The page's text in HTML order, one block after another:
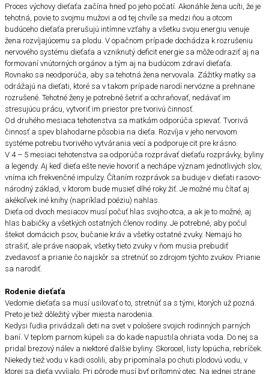
Proces výchovy dieťaťa začína hneď po jeho počatí. Akonáhle žena ucíti, že je
tehotná, povie to svojmu mužovi a od tej chvíle sa medzi ňou a otcom
budúceho dieťaťa prerušujú intímne vzťahy a všetku svoju energiu venuje
žena rozvíjajúcemu sa plodu. V opačnom prípade dochádza k rozrušeniu
nervového systému dieťaťa a vzniknutý deficit energie sa môže odraziť aj na
formovaní vnútorných orgánov a tým aj na budúcom zdraví dieťaťa.
Rovnako sa neodporúča, aby sa tehotná žena nervovala. Zážitky matky sa
odrážajú na dieťati, ktoré sa v takom prípade narodí nervózne a prehnane
rozrušené. Tehotné ženy je potrebné šetriť a ochraňovať, nedávať im
stresujúcu prácu, vytvoriť im priestor pre tvorivú činnosť.
Od druhého mesiaca tehotenstva sa matkám odporúča spievať. Tvorivá
činnosť a spev blahodarne pôsobia na dieťa. Rozvíja v jeho nervovom
systéme potrebu tvorivého vytvárania vecí a podporuje cit pre krásno.
V 4 – 5 mesiaci tehotenstva sa odporúča rozprávať dieťaťu rozprávky, byliny
a legendy. Aj keď dieťa ešte nevie hovoriť a nechápe význam jednotlivých slov,
vníma ich frekvenčné impulzy. Čítaním rozprávok sa buduje v dieťati rasovo-
národný základ, v ktorom bude musieť dlhé roky žiť. Je možné mu čítať aj
akékoľvek iné knihy (napríklad poéziu) nahlas.
Dieťa od dvoch mesiacov musí počuť hlas svojho otca, a ak je to možné, aj
hlas babičky a všetkých ostatných členov rodiny. Je potrebné, aby počul
štekot domácich psov, bučanie kráv a všetky ostatné zvuky. Nemajú ho
strašiť, ale práve naopak, všetky tieto zvuky v ňom musia prebudiť
zvedavosť a prianie čo najskôr sa stretnúť so zdrojom týchto zvukov. Prianie
sa narodiť.
Rodenie dieťaťa
Vedomie dieťaťa sa musí usilovať o to, stretnúť sa s tými, ktorých už pozná.
Preto je tiež dôležitý výber miesta narodenia.
Kedysi ľudia privádzali deti na svet v pološere svojich rodinných parných
baní. V teplom parnom kúpeli sa do kade napustila ohriata voda. Do nej sa
pridal brezový nálev a niektoré ďalšie byliny. Skorocel, listy lopúcha, rebríček.
Niekedy tiež vodu v kadi osolili, aby pripomínala po chuti plodovú vodu, v
ktorej sa dieťa vyvíjalo. Pri pôrode musí byť prítomný otec. Na jednej strane